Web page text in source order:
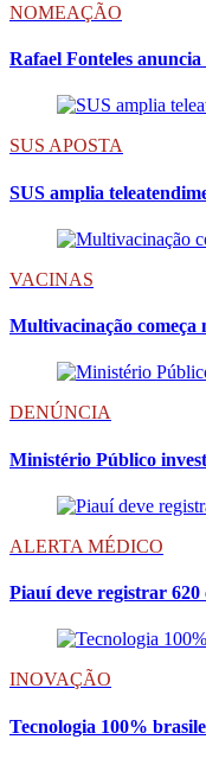
NOMEAÇÃO
Rafael Fonteles
SUS APOSTA
SUS amplia
VACINAS
Multivacinação começa
DENÚNCIA
Ministério Público
ALERTA MÉDICO
Piauí deve registrar 620
INOVAÇÃO
Tecnologia 100%